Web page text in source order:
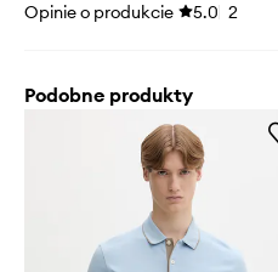
Opinie o produkcie 5.0 2
Podobne produkty